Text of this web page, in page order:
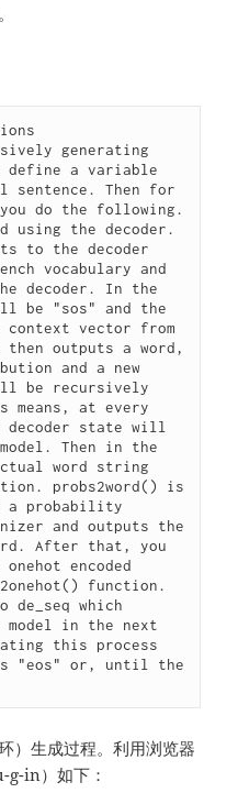
generating
define a variable
Then for
do the following.
using the decoder.
to the decoder
vocabulary and
decoder. In the
be "sos" and the
vector from
then outputs a word,
and a new
be recursively
means, at every
decoder state will
Then in the
word string
probs2word() is
a probability
and outputs the
After that, you
encoded
function.
de_seq which
model in the next
this process
"eos" or, until the
）生成过程。利用浏览器
in）如下：